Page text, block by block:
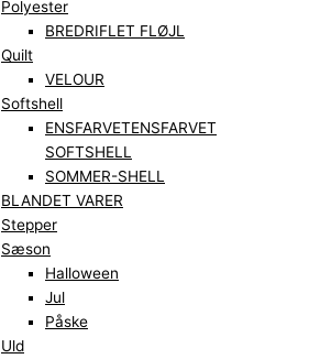
Polyester
BREDRIFLET FLØJL
Quilt
VELOUR
Softshell
ENSFARVETENSFARVET
SOFTSHELL
SOMMER-SHELL
BLANDET VARER
Stepper
Sæson
Halloween
Jul
Påske
Uld